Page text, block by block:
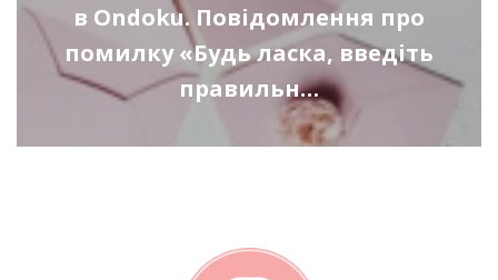
в Ondoku. Повідомлення про
помилку «Будь ласка, введіть
правильн…